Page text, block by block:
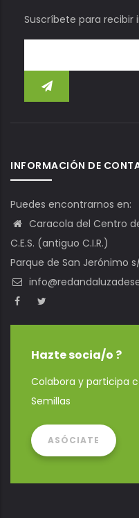
Suscríbete para recibir
INFORMACIÓN DE
Puedes encontrarnos en:
Caracola del Centro
C.E.S. (antiguo C.I.R.)
Parque de San Jerónimo
Hazte socia/o ?
Colabora y participa
Semillas
ASÓCIATE